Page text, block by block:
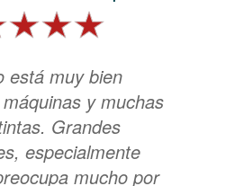
está muy bien
y muchas
Grandes
especialmente
mucho por